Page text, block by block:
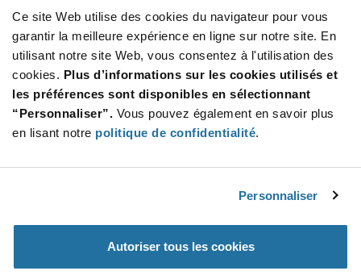
Ce site Web utilise des cookies du navigateur pour vous
garantir la meilleure expérience en ligne sur notre site. En
utilisant notre site Web, vous consentez à l'utilisation des
cookies. Plus d’informations sur les cookies utilisés et
les préférences sont disponibles en sélectionnant
“Personnaliser”. Vous pouvez également en savoir plus
en lisant notre politique de confidentialité.
Personnaliser
Autoriser tous les cookies
Min : 3 000
Mult. de : 3 000
Quantité
More
Info
Increase
Button
Decrease
MP2224GJ-Z
High-Efficiency, 4A, 18V, 500kHz Synchronous
Step-Down Converter
Mult. de : 3 000
Info
Increase
Button
Decrease